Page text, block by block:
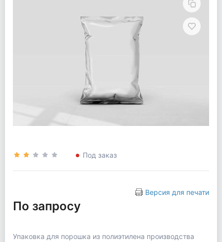
Под заказ
Версия для печати
По запросу
Упаковка для порошка из полиэтилена производства